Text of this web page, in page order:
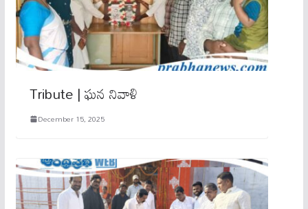
Tribute | ఘ‌న నివాళి
December 15, 2025